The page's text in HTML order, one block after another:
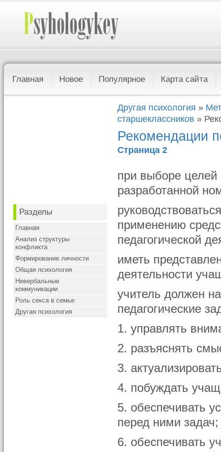
Главная Новое Популярное Карта сайта
Разделы
Главная
Анализ структуры
конфликта
Формирование личности
Общая психология
Невербальные
коммуникации
Роль секса в семье
Другая психология
Другая психология »
старшеклассников »
Рекомендации
Страница 2
при выборе целей
разработанной
применению
педагогической
иметь
деятельности
учитель должен
педагогические
1. управлять
2. разъяснять
3.
4. побуждать
5. обеспечивать
перед ними задач;
6. обеспечивать